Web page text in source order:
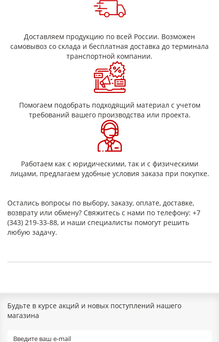
Доставляем продукцию по всей России. Возможен
самовывоз со склада и бесплатная доставка до терминала
транспортной компании.
Помогаем подобрать подходящий материал с учетом
требований вашего производства или проекта.
Работаем как с юридическими, так и с физическими
лицами, предлагаем удобные условия заказа при покупке.
Остались вопросы по выбору, заказу, оплате, доставке,
возврату или обмену? Свяжитесь с нами по телефону: +7
(343) 219-33-88, и наши специалисты помогут решить
любую задачу.
Будьте в курсе акций и новых поступлений нашего
магазина